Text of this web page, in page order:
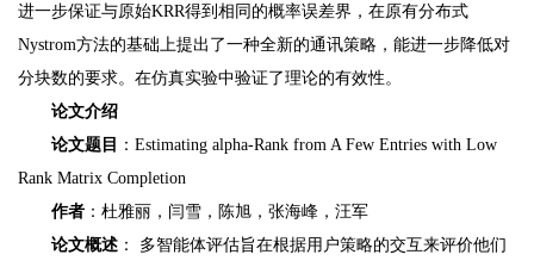
进一步保证与原始KRR得到相同的概率误差界，在原有分布式
Nystrom方法的基础上提出了一种全新的通讯策略，能进一步降低对
分块数的要求。在仿真实验中验证了理论的有效性。
论文介绍
论文题目 ：Estimating alpha-Rank from A Few Entries with Low
Rank Matrix Completion
作者 ：杜雅丽，闫雪，陈旭，张海峰，汪军
论文概述 ： 多智能体评估旨在根据用户策略的交互来评价他们